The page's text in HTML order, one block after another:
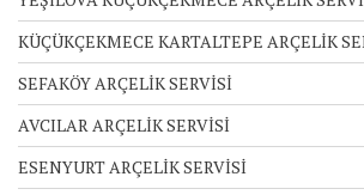
KÜÇÜKÇEKMECE KARTALTEPE ARÇELİK
SEFAKÖY ARÇELİK SERVİSİ
AVCILAR ARÇELİK SERVİSİ
ESENYURT ARÇELİK SERVİSİ